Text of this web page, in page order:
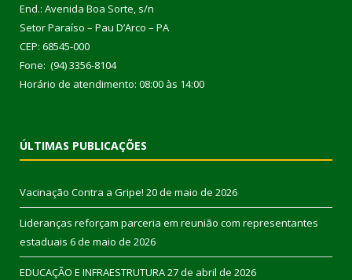
End.: Avenida Boa Sorte, s/n
Setor Paraíso – Pau D’Arco – PA
CEP: 68545-000
Fone: (94) 3356-8104
Horário de atendimento: 08:00 às 14:00
ÚLTIMAS PUBLICAÇÕES
Vacinação Contra a Gripe! 20 de maio de 2026
Lideranças reforçam parceria em reunião com representantes
estaduais 6 de maio de 2026
EDUCAÇÃO E INFRAESTRUTURA27 de abril de 2026